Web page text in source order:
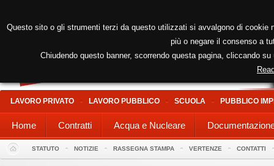
LAVORO PRIVATO LAVORO PUBBLICO SCUOLA PUBBLICO
Home Contratti Acqua e Nucleare
STATUTO NOTIZIE RASSEGNA STAMPA VERTENZE CONTATTI
Questo sito o gli strumenti terzi da questo utilizzati si avvalgono di
più o negare il consenso a
Chiudendo questo banner, scorrendo questa pagina, cliccando